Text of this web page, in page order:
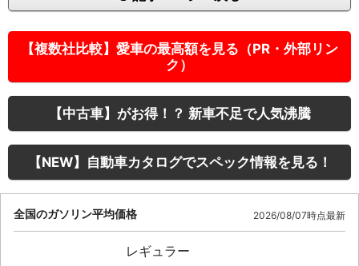
【複数社比較】愛車の最高額を見る（PR・外部リン
ク）
【中古車】がお得！？ 新車不足で人気沸騰
【NEW】自動車カタログでスペック情報を見る！
全国のガソリン平均価格 2026/08/07時点最新
レギュラー